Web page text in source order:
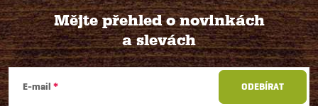
Z
á
Mějte přehled o novinkách
a slevách
E-mail ODEBÍRAT